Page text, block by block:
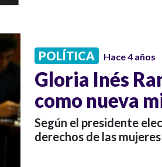
POLÍTICA Hace 4 años
Gloria Inés
como nueva
Según el presidente
derechos de las